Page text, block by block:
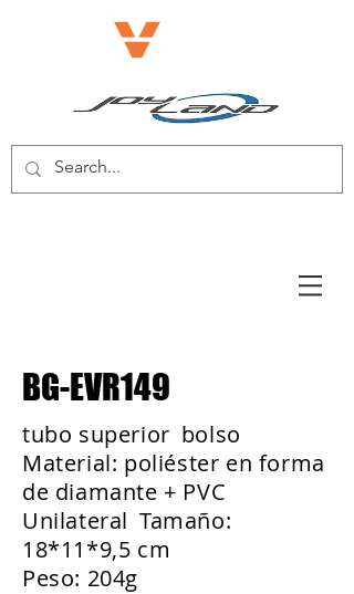
BG-EVR149
tubo superior bolso
Material: poliéster en forma
de diamante + PVC
Unilateral Tamaño:
18*11*9,5 cm
Peso: 204g